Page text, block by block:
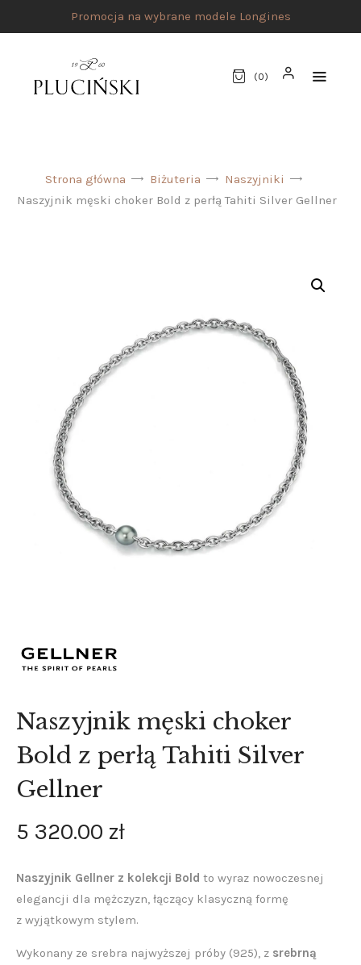
Promocja na wybrane modele Longines
(0)
UMÓW SPOTKANIE
AKCESORIA
O NAS
SERWIS
Strona główna Biżuteria
Naszyjniki
Naszyjnik męski choker Bold z perłą Tahiti Silver Gellner
Naszyjnik męski choker
Bold z perłą Tahiti Silver
Gellner
5 320.00 zł
Naszyjnik Gellner z kolekcji Bold to wyraz nowoczesnej
elegancji dla mężczyzn, łączący klasyczną formę
z wyjątkowym stylem.
Wykonany ze srebra najwyższej próby (925), z srebrną